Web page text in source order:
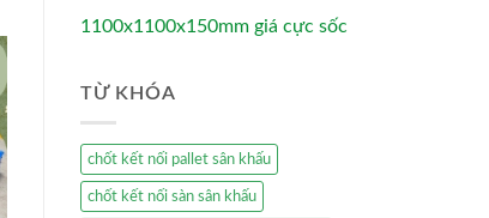
1100x1100x150mm giá cực sốc
TỪ KHÓA
chốt kết nối pallet sân khấu
chốt kết nối sàn sân khấu